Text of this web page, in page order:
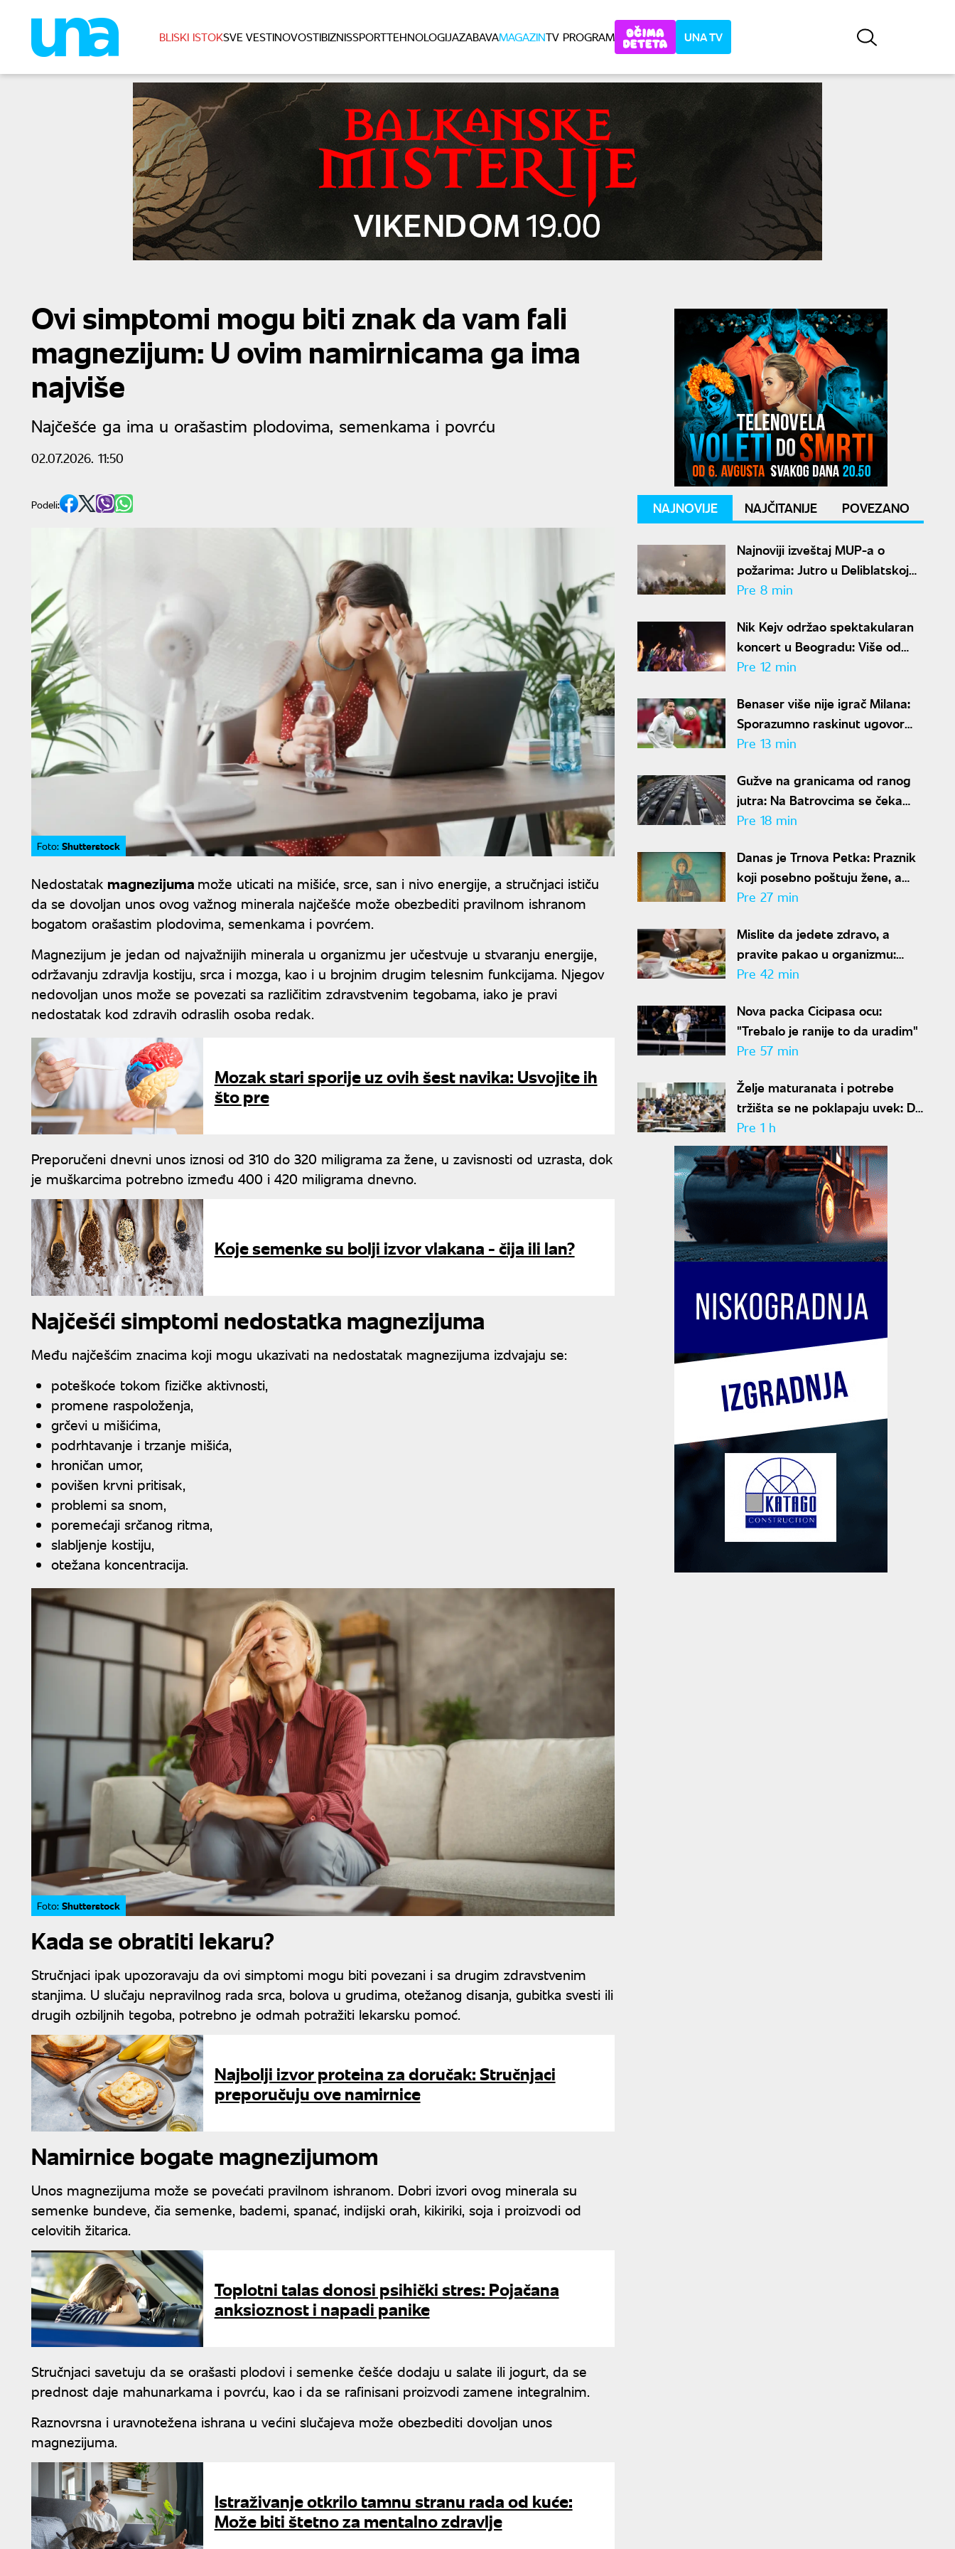
BLISKI ISTOKSVE VESTINOVOSTIBIZNISSPORTTEHNOLOGIJAZABAVAMAGAZINTV PROGRAM UNA TV
Ovi simptomi mogu biti znak da vam fali
magnezijum: U ovim namirnicama ga ima
najviše
Najčešće ga ima u orašastim plodovima, semenkama i povrću
02.07.2026. 11:50
Podeli:
Foto: Shutterstock
Nedostatak magnezijuma može uticati na mišiće, srce, san i nivo energije, a stručnjaci ističu
da se dovoljan unos ovog važnog minerala najčešće može obezbediti pravilnom ishranom
bogatom orašastim plodovima, semenkama i povrćem.
Magnezijum je jedan od najvažnijih minerala u organizmu jer učestvuje u stvaranju energije,
održavanju zdravlja kostiju, srca i mozga, kao i u brojnim drugim telesnim funkcijama. Njegov
nedovoljan unos može se povezati sa različitim zdravstvenim tegobama, iako je pravi
nedostatak kod zdravih odraslih osoba redak.
Mozak stari sporije uz ovih šest navika: Usvojite ih
što pre
Preporučeni dnevni unos iznosi od 310 do 320 miligrama za žene, u zavisnosti od uzrasta, dok
je muškarcima potrebno između 400 i 420 miligrama dnevno.
Koje semenke su bolji izvor vlakana - čija ili lan?
Najčešći simptomi nedostatka magnezijuma
Među najčešćim znacima koji mogu ukazivati na nedostatak magnezijuma izdvajaju se:
poteškoće tokom fizičke aktivnosti,
promene raspoloženja,
grčevi u mišićima,
podrhtavanje i trzanje mišića,
hroničan umor,
povišen krvni pritisak,
problemi sa snom,
poremećaji srčanog ritma,
slabljenje kostiju,
otežana koncentracija.
Foto: Shutterstock
Kada se obratiti lekaru?
Stručnjaci ipak upozoravaju da ovi simptomi mogu biti povezani i sa drugim zdravstvenim
stanjima. U slučaju nepravilnog rada srca, bolova u grudima, otežanog disanja, gubitka svesti ili
drugih ozbiljnih tegoba, potrebno je odmah potražiti lekarsku pomoć.
Najbolji izvor proteina za doručak: Stručnjaci
preporučuju ove namirnice
Namirnice bogate magnezijumom
Unos magnezijuma može se povećati pravilnom ishranom. Dobri izvori ovog minerala su
semenke bundeve, čia semenke, bademi, spanać, indijski orah, kikiriki, soja i proizvodi od
celovitih žitarica.
Toplotni talas donosi psihički stres: Pojačana
anksioznost i napadi panike
Stručnjaci savetuju da se orašasti plodovi i semenke češće dodaju u salate ili jogurt, da se
prednost daje mahunarkama i povrću, kao i da se rafinisani proizvodi zamene integralnim.
Raznovrsna i uravnotežena ishrana u većini slučajeva može obezbediti dovoljan unos
magnezijuma.
Istraživanje otkrilo tamnu stranu rada od kuće:
Može biti štetno za mentalno zdravlje
NAJNOVIJE NAJČITANIJE POVEZANO
Najnoviji izveštaj MUP-a o
požarima: Jutro u Deliblatskoj
peščari mirnije, helikopteri se
Pre 8 min
Nik Kejv održao spektakularan
koncert u Beogradu: Više od
dva i po sata muzike na
Pre 12 min
Benaser više nije igrač Milana:
Sporazumno raskinut ugovor
posle šest godina
Pre 13 min
Gužve na granicama od ranog
jutra: Na Batrovcima se čeka
četiri sata, evo gde su još
Pre 18 min
Danas je Trnova Petka: Praznik
koji posebno poštuju žene, a
ovo su običaji i verovanja
Pre 27 min
Mislite da jedete zdravo, a
pravite pakao u organizmu:
Izbegavajte ove namirnice u
krvi nestabilan
Pre 42 min
Nova packa Cicipasa ocu:
"Trebalo je ranije to da uradim"
Pre 57 min
Želje maturanata i potrebe
tržišta se ne poklapaju uvek: Da
li popularnost fakulteta znači i
siguran posao?
Pre 1 h